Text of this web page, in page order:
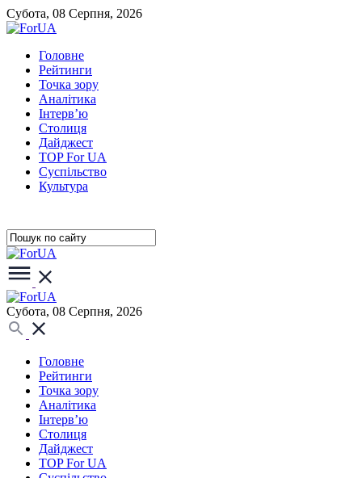
Субота, 08 Серпня, 2026
Головне
Рейтинги
Точка зору
Аналітика
Інтерв’ю
Столиця
Дайджест
TOP For UA
Суспiльство
Культура
Субота, 08 Серпня, 2026
Головне
Рейтинги
Точка зору
Аналітика
Інтерв’ю
Столиця
Дайджест
TOP For UA